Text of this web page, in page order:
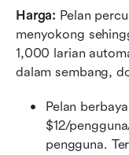
Harga: Pelan
menyokong
1,000 larian
dalam sembang,
Pelan
$12/
pengguna.